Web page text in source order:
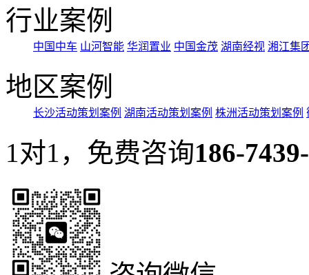
行业案例
中国中车 山河智能 华润置业 中国金茂 湖南经视 湘江集
地区案例
长沙活动策划案例 湖南活动策划案例 株洲活动策划案例
1对1，免费咨询186-